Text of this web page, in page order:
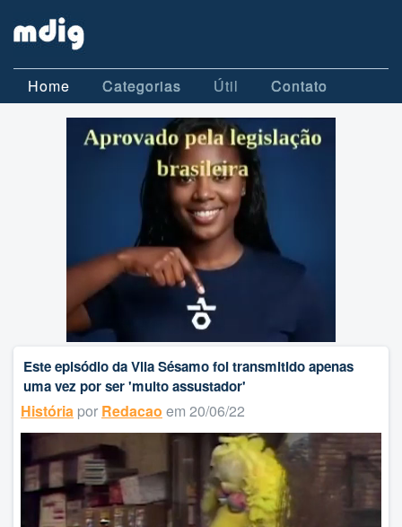
Home Categorias Útil Contato
Este episódio da Vila Sésamo foi transmitido apenas
uma vez por ser 'muito assustador'
História por Redacao em 20/06/22